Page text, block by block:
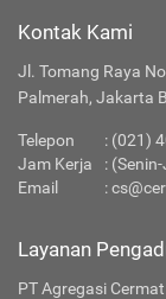
Kontak Kami
Jl. Tomang Raya
Palmerah, Jakarta
Telepon : (021)
Jam Kerja
:
Email
:
Layanan
PT Agregasi